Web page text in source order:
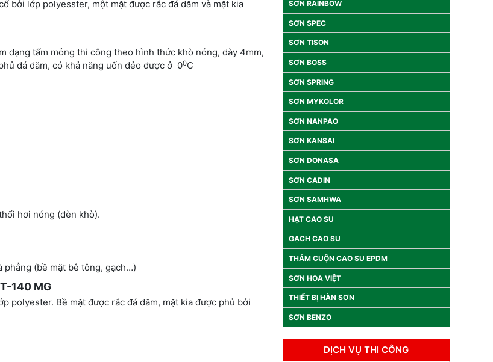
bởi lớp polyesster, một mặt được rắc đá dăm và mặt kia
dạng tấm mỏng thi công theo hình thức khò nóng, dày 4mm,
đá dăm, có khả năng uốn dẻo được ở 00C
hơi nóng (đèn khò).
phẳng (bề mặt bê tông, gạch…)
140 MG
polyester. Bề mặt được rắc đá dăm, mặt kia được phủ bởi
SƠN RAINBOW
SƠN SPEC
SƠN TISON
SƠN BOSS
SƠN SPRING
SƠN MYKOLOR
SƠN NANPAO
SƠN KANSAI
SƠN DONASA
SƠN CADIN
SƠN SAMHWA
HẠT CAO SU
GẠCH CAO SU
THẢM CUỘN CAO SU EPDM
SƠN HOA VIỆT
THIẾT BỊ HÀN SƠN
SƠN BENZO
DỊCH VỤ THI CÔNG